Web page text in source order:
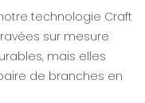
technologie Craft
sur mesure
mais elles
de branches en